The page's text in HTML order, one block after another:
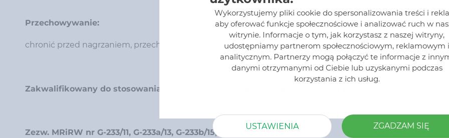
Przechowywanie:
chronić przed nagrzaniem, przechowywać w temperaturze +5 do +30 C
Zakwalifikowany do stosowania w rolnictwie ekologicznym pod numerem NE/834/2024.
Zezw. MRiRW nr G-233/11, G-233a/13, G-233b/15, G-233c/19.
Wykorzystujemy pliki cookie do spersonalizowania treści i
aby oferować funkcje społecznościowe i analizować ruch w
witrynie. Informacje o tym, jak korzystasz z naszej witryny,
udostępniamy partnerom społecznościowym, reklamowym i
analitycznym. Partnerzy mogą połączyć te informacje z
danymi otrzymanymi od Ciebie lub uzyskanymi podczas
korzystania z ich usług.
USTAWIENIA ZGADZAM SIĘ